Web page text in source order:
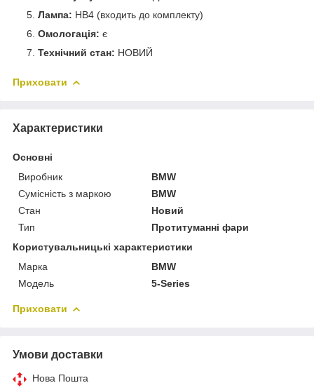
Лампа: HB4 (входить до комплекту)
Омологація: є
Технічний стан: НОВИЙ
Приховати
Характеристики
Основні
Виробник
BMW
Сумісність з маркою
BMW
Стан
Новий
Тип
Протитуманні фари
Користувальницькі характеристики
Марка
BMW
Мoдель
5-Series
Приховати
Умови доставки
Нова Пошта